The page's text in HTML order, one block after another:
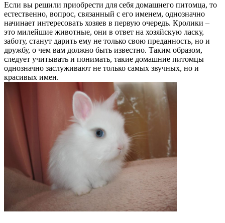
Если вы решили приобрести для себя домашнего питомца, то
естественно, вопрос, связанный с его именем, однозначно
начинает интересовать хозяев в первую очередь. Кролики –
это милейшие животные, они в ответ на хозяйскую ласку,
заботу, станут дарить ему не только свою преданность, но и
дружбу, о чем вам должно быть известно. Таким образом,
следует учитывать и понимать, такие домашние питомцы
однозначно заслуживают не только самых звучных, но и
красивых имен.